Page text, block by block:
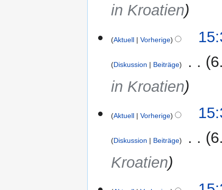
in Kroatien
Aktuell Vorherige
Diskussion Beiträge
in Kroatien
Aktuell Vorherige
Diskussion Beiträge
Kroatien